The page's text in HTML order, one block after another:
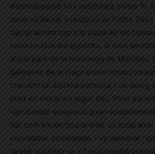
escoltava amb uns auriculars sense fil.
quan va baixar a l’estació de Poble Sec
carrer amunt cap a la plaça de les
seria un bon dia esportiu, si com
algun parc de la muntanya de Montjuïc.
palmeres de la plaça anava notant un
creixent en aquella persona, i un desig
molt en entrar en algun lloc. Però
van quedar suspesos quan
bar com els de tota la vida, un local amb
inoxidable, inoblidable, i va demanar
també suspesa se li havia quedat la